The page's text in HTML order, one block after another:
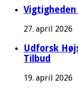
27. april 2026
Udforsk
Tilbud
19. april 2026